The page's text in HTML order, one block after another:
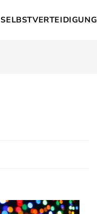
SELBSTVERTEIDIGUNG